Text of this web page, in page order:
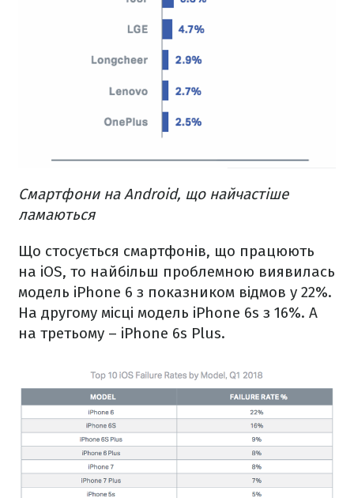
Смартфони на Android, що найчастіше
ламаються
Що стосується смартфонів, що працюють
на iOS, то найбільш проблемною виявилась
модель iPhone 6 з показником відмов у 22%.
На другому місці модель iPhone 6s з 16%. А
на третьому – iPhone 6s Plus.